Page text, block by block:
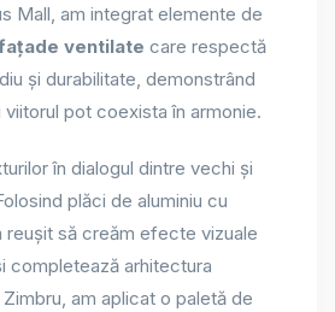
Mall, am integrat elemente de
ventilate care respectă
și durabilitate, demonstrând
pot coexista în armonie.
în dialogul dintre vechi și
plăci de aluminiu cu
reușit să creăm efecte vizuale
completează arhitectura
am aplicat o paletă de